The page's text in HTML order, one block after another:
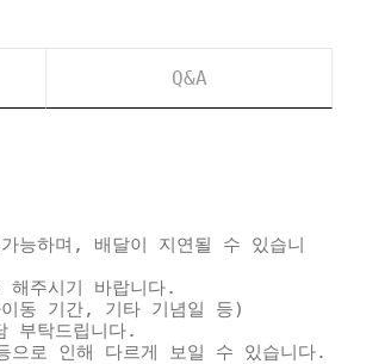
Q&A
능하며, 배달이 지연될 수 있습니
주시기 바랍니다.
동 기간, 기타 기념일 등)
부탁드립니다.
로 인해 다르게 보일 수 있습니다.